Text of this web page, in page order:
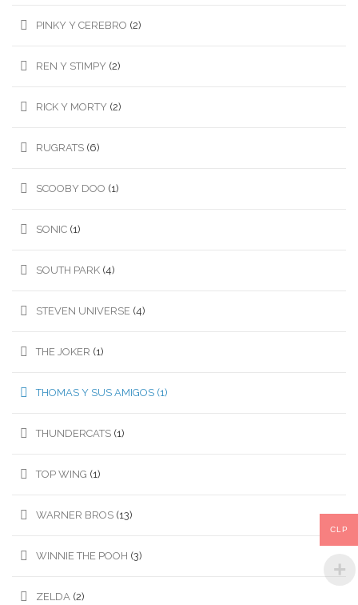
PINKY Y CEREBRO (2)
REN Y STIMPY (2)
RICK Y MORTY (2)
RUGRATS (6)
SCOOBY DOO (1)
SONIC (1)
SOUTH PARK (4)
STEVEN UNIVERSE (4)
THE JOKER (1)
THOMAS Y SUS AMIGOS (1)
THUNDERCATS (1)
TOP WING (1)
WARNER BROS (13)
WINNIE THE POOH (3)
ZELDA (2)
CLP